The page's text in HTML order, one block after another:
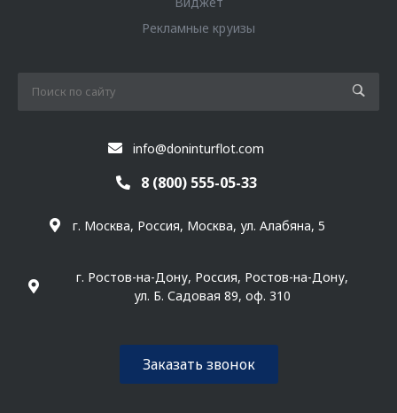
Рекламные круизы
info@doninturflot.com
8 (800) 555-05-33
г. Москва, Россия, Москва, ул. Алабяна, 5
г. Ростов-на-Дону, Россия, Ростов-на-Дону,
ул. Б. Садовая 89, оф. 310
Заказать звонок